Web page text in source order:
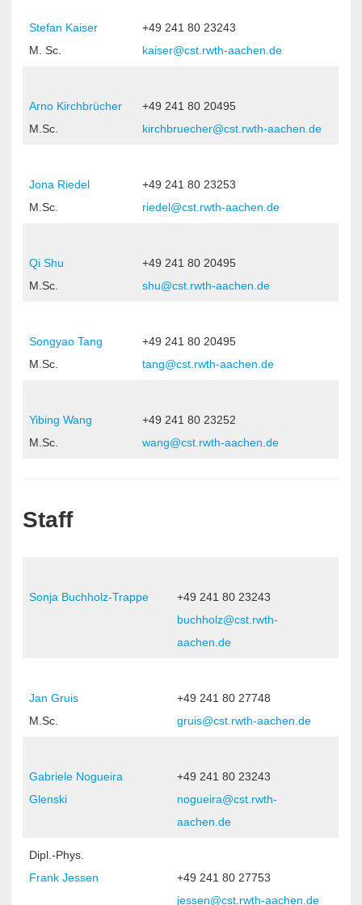
Stefan Kaiser
M. Sc.
+49 241 80 23243
kaiser@cst.rwth-aachen.de
Arno Kirchbrücher
M.Sc.
+49 241 80 20495
kirchbruecher@cst.rwth-aachen.de
Jona Riedel
M.Sc.
+49 241 80 23253
riedel@cst.rwth-aachen.de
Qi Shu
M.Sc.
+49 241 80 20495
shu@cst.rwth-aachen.de
Songyao Tang
M.Sc.
+49 241 80 20495
tang@cst.rwth-aachen.de
Yibing Wang
M.Sc.
+49 241 80 23252
wang@cst.rwth-aachen.de
Staff
Sonja Buchholz-Trappe
+49 241 80 23243
buchholz@cst.rwth-
aachen.de
Jan Gruis
M.Sc.
+49 241 80 27748
gruis@cst.rwth-aachen.de
Gabriele Nogueira
Glenski
+49 241 80 23243
nogueira@cst.rwth-
aachen.de
Dipl.-Phys.
Frank Jessen
+49 241 80 27753
jessen@cst.rwth-aachen.de